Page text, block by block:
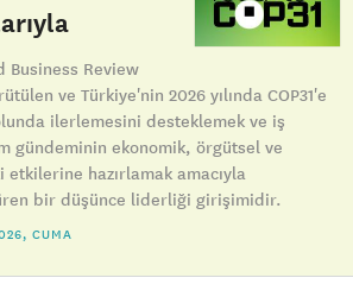
Business Review
ve Türkiye'nin 2026 yılında COP31'e
ilerlemesini desteklemek ve iş
gündeminin ekonomik, örgütsel ve
hazırlamak amacıyla
bir düşünce liderliği girişimidir.
CUMA